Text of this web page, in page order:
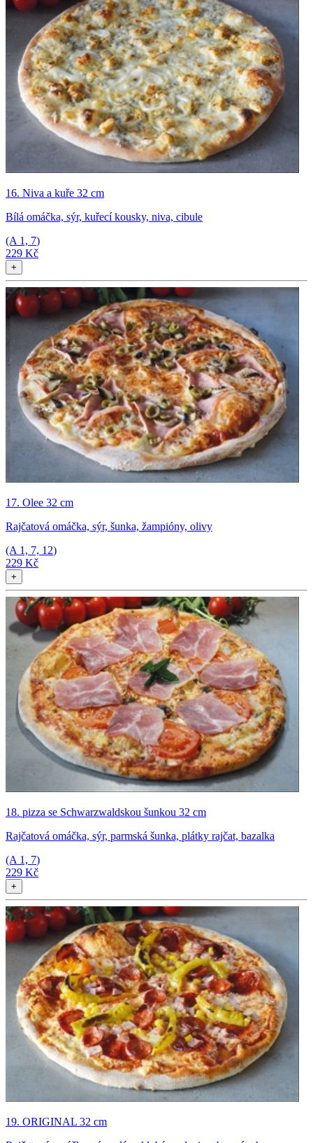
16. Niva a kuře 32 cm
Bílá omáčka, sýr, kuřecí kousky, niva, cibule
(A 1, 7)
229 Kč
+
17. Olee 32 cm
Rajčatová omáčka, sýr, šunka, žampióny, olivy
(A 1, 7, 12)
229 Kč
+
18. pizza se Schwarzwaldskou šunkou 32 cm
Rajčatová omáčka, sýr, parmská šunka, plátky rajčat, bazalka
(A 1, 7)
229 Kč
+
19. ORIGINAL 32 cm